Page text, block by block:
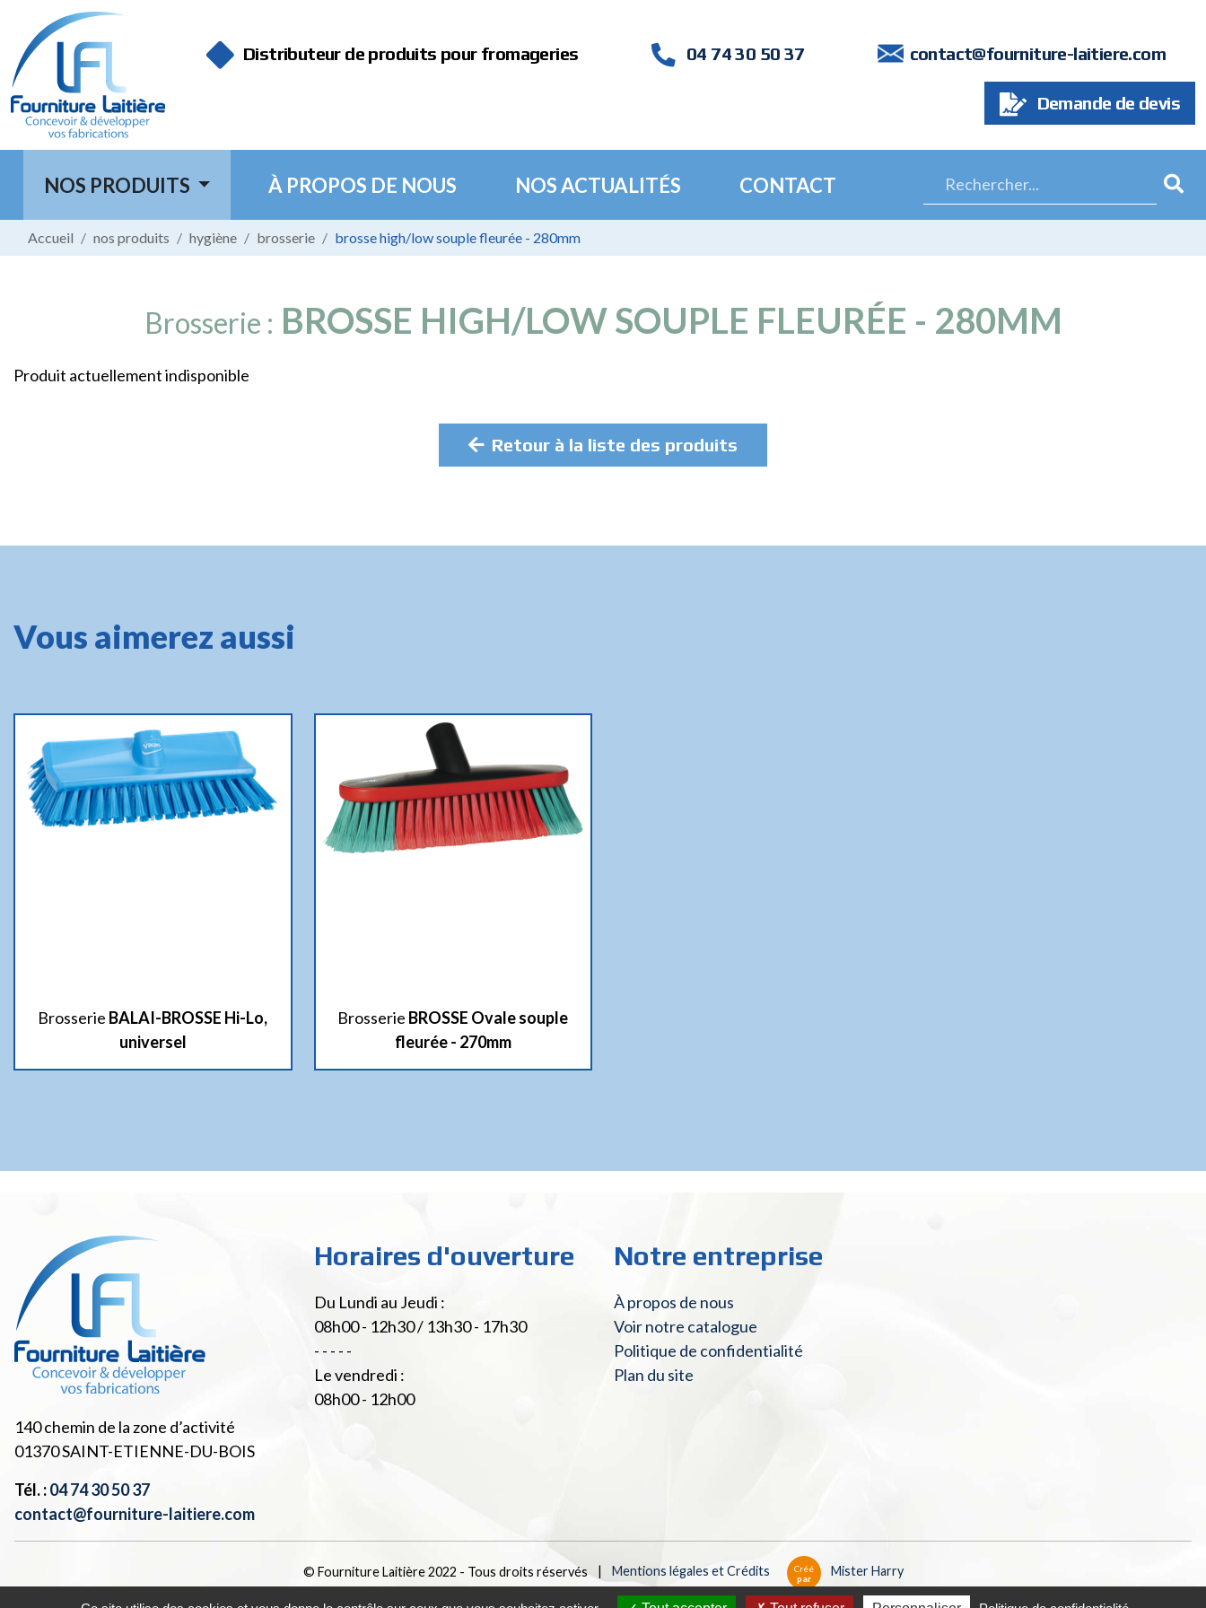
Distributeur de produits pour fromageries 04 74 30 50 37 contact@fourniture-laitiere.com
Demande de devis
NOS PRODUITS À PROPOS DE NOUS NOS ACTUALITÉS CONTACT
Accueil nos produits hygiène brosserie brosse high/low souple fleurée - 280mm
Brosserie : BROSSE HIGH/LOW SOUPLE FLEURÉE - 280MM
Produit actuellement indisponible
Retour à la liste des produits
Vous aimerez aussi
Brosserie BALAI-BROSSE Hi-Lo,
universel
Brosserie BROSSE Ovale souple
fleurée - 270mm
140 chemin de la zone d’activité
01370SAINT-ETIENNE-DU-BOIS
Tél. :04 74 30 50 37
contact@fourniture-laitiere.com
Horaires d'ouverture
Du Lundi au Jeudi :
08h00 - 12h30 / 13h30 - 17h30
- - - - -
Le vendredi :
08h00 - 12h00
Notre entreprise
À propos de nous
Voir notre catalogue
Politique de confidentialité
Plan du site
© Fourniture Laitière 2022 - Tous droits réservés | Mentions légales et Crédits
Créé
par
Mister Harry
Panneau de gestion des cookies